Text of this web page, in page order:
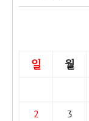
일 월
2
3